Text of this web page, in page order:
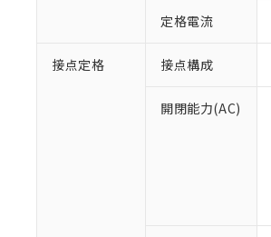
定格電流
接点定格 接点構成
開閉能力(AC)